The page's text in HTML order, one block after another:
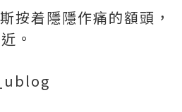
按着隱隱作痛的額頭，
。